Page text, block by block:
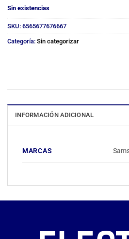
Sin existencias
SKU: 6565677676667
Categoría: Sin categorizar
INFORMACIÓN ADICIONAL
MARCAS